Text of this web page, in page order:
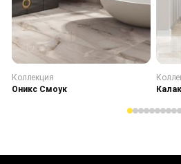
Коллекция
Оникс Смоук